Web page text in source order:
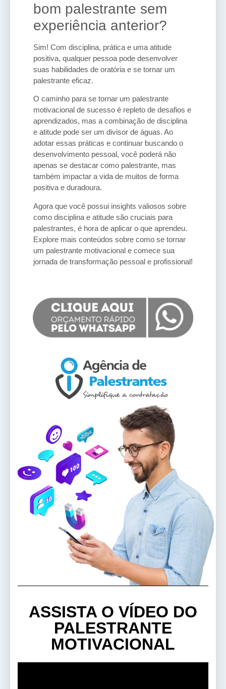
bom palestrante sem
experiência anterior?
Sim! Com disciplina, prática e uma atitude
positiva, qualquer pessoa pode desenvolver
suas habilidades de oratória e se tornar um
palestrante eficaz.
O caminho para se tornar um palestrante
motivacional de sucesso é repleto de desafios e
aprendizados, mas a combinação de disciplina
e atitude pode ser um divisor de águas. Ao
adotar essas práticas e continuar buscando o
desenvolvimento pessoal, você poderá não
apenas se destacar como palestrante, mas
também impactar a vida de muitos de forma
positiva e duradoura.
Agora que você possui insights valiosos sobre
como disciplina e atitude são cruciais para
palestrantes, é hora de aplicar o que aprendeu.
Explore mais conteúdos sobre como se tornar
um palestrante motivacional e comece sua
jornada de transformação pessoal e profissional!
ASSISTA O VÍDEO DO
PALESTRANTE
MOTIVACIONAL